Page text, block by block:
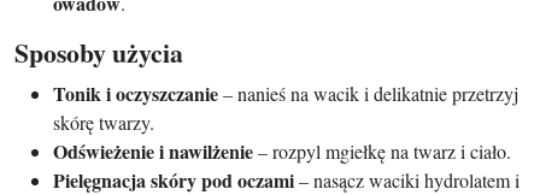
Sposoby użycia
Tonik i oczyszczanie– nanieś na wacik i delikatnie przetrzyj
skórę twarzy.
Odświeżenie i nawilżenie– rozpyl mgiełkę na twarz i ciało.
Pielęgnacja skóry pod oczami– nasącz waciki hydrolatem i